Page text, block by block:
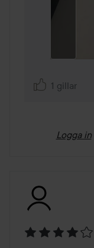
1 gillar
Logga in